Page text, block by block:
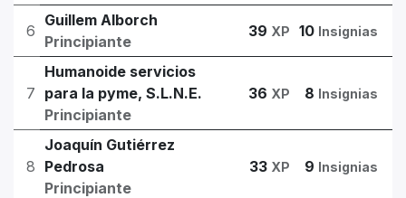
6
Guillem Alborch
Principiante
39 XP 10 Insignias
7
Humanoide servicios
para la pyme, S.L.N.E.
Principiante
36 XP 8 Insignias
8
Joaquín Gutiérrez
Pedrosa
Principiante
33 XP 9 Insignias